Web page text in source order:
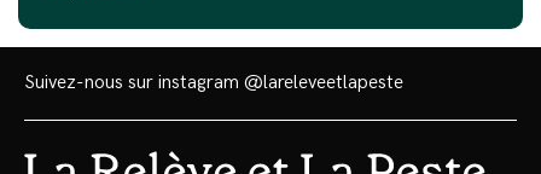
Suivez-nous sur instagram @lareleveetlapeste